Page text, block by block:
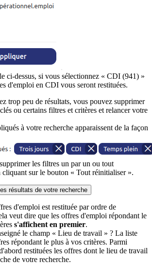
ci-dessus, si vous sélectionnez « CDI (941) »
d'emploi en CDI vous seront restituées.
trop peu de résultats, vous pouvez supprimer
ou certains filtres et critères et relancer votre
à votre recherche apparaissent de la façon
les filtres un par un ou tout
cliquant sur le bouton « Tout réinitialiser ».
résultats de votre recherche
d'emploi est restituée par ordre de
veut dire que les offres d'emploi répondant le
s'affichent en premier.
le champ « Lieu de travail » ? La liste
répondant le plus à vos critères. Parmi
restituées les offres dont le lieu de travail
de votre recherche.